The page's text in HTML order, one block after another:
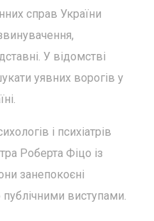
справ України
У відомстві
уявних ворогів у
і психіатрів
Роберта Фіцо із
занепокоєні
виступами.